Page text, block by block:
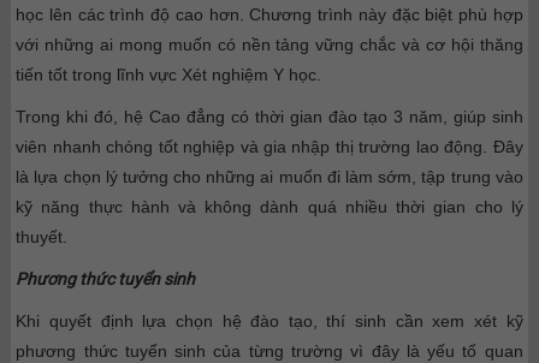
học lên các trình độ cao hơn. Chương trình này đặc biệt phù hợp
với những ai mong muốn có nền tảng vững chắc và cơ hội thăng
tiến tốt trong lĩnh vực Xét nghiệm Y học.
Trong khi đó, hệ Cao đẳng có thời gian đào tạo 3 năm, giúp sinh
viên nhanh chóng tốt nghiệp và gia nhập thị trường lao động. Đây
là lựa chọn lý tưởng cho những ai muốn đi làm sớm, tập trung vào
kỹ năng thực hành và không dành quá nhiều thời gian cho lý
thuyết.
Phương thức tuyển sinh
Khi quyết định lựa chọn hệ đào tạo, thí sinh cần xem xét kỹ
phương thức tuyển sinh của từng trường vì đây là yếu tố quan